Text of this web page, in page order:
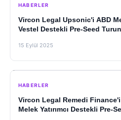
HABERLER
Vircon Legal Upsonic'i ABD
Vestel Destekli Pre-Seed
15 Eylül 2025
HABERLER
Vircon Legal Remedi
Melek Yatırımcı Destekli Pre-